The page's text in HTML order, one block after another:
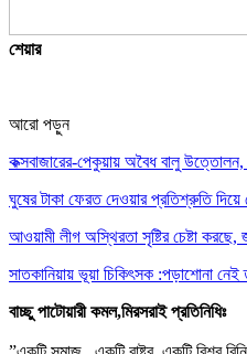
শেয়ার
আরো পড়ুন
কক্সবাজারের-পেকুয়ায় অবৈধ বালু
ঘুষের টাকা ফেরত দেওয়ার প্রতিশ্রুতি
আওয়ামী লীগ অস্থিরতা সৃষ্টির চেষ্টা
সাতকানিয়ায় ভূয়া চিকিৎসক :পড়াশোনা
বাচ্ছু পাটোয়ারী কমল,মিরসরাই প্রতিনিধিঃ